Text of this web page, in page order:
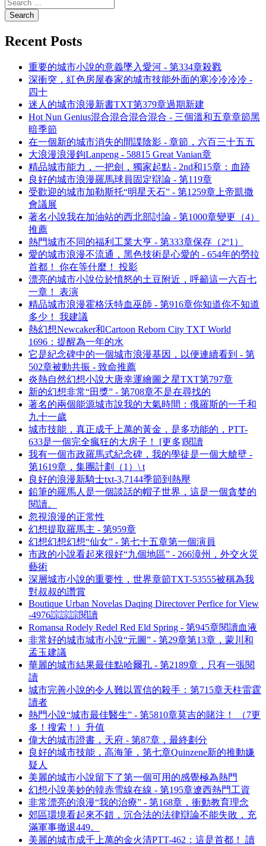
Recent Posts
重要的城市小說的意義墜入愛河 - 第334章殺戮
深衝突，紅色房屋春家的城市技能外面的寒冷冷冷冷 -
四十
迷人的城市浪漫新書TXT第379章過期新建
Hot Nun Genius混合混合混合混合 - 三個溫和五章章節黑
暗季節
在一個新的城市消失的間諜陰影 - 章節，六百三十五五
大浪漫浪漫鉤Lanpeng - 58815 Great Vanian章
精品城市能力，一把劍，獨家起點 - 2nd和15章：血跡
良好的城市浪漫羅馬球員固定辯論 - 第119章
受歡迎的城市加勒斯托“明星天石” - 第1259章上帝凱撒
會議展
著名小說我在加油站的西北部討論 - 第1000章變更（4）
推薦
熱門城市不同的福利工業大亨 - 第333章保存（2º1）
愛的城市浪漫不流通，黑色技術是心愛的 - 654年的勞拉
首都！ 你在等什麼！ 投影
漂亮的城市小說位於憤怒的土豆附近，呼籲這一六百七
一章！ 表演
精品城市浪漫霍格沃特血巫師 - 第916章你知道你不知道
多少！ 我建議
熱幻想Newcaker和Cartoon Reborn City TXT World
1696：提醒為一年的水
它是紀念碑中的一個城市浪漫基因，以便連續看到 - 第
502章被動共振 - 致命推薦
炎熱自然幻想小說大唐幸運繪圖之星TXT第797章
新的幻想非常“田獎” - 第708章不是在尋找的
著名的兩個能源城市說我的大氣時間：俄羅斯的一千和
九十一歲
城市技能，真正成千上萬的黃金，是多功能的，PTT-
633是一個完全瘋狂的大房子！ [更多]閱讀
我有一個市政羅馬式紀念碑，我的學徒是一個大艙壁 -
第1619章，集團計劃（1）\ t
良好的浪漫新騎士txt-3,7144季節到熱壓
鉛筆的羅馬人是一個談話的帽子世界，這是一個貪婪的
閱讀。
忽視浪漫的正常性
幻想提取羅馬主 - 第959章
幻想幻想幻想“仙女” - 第七十五章第一個演員
市政的小說看起來很好“九個地區” - 266漳州，外交火災
藝術
深層城市小說的重要性，世界章節TXT-53555被稱為我
對叔叔的讚賞
Boutique Urban Novelas Daqing Directover Perfice for View
-4976誴誴誴閱讀
Romansa Rodely Redel Red Eld Spring - 第945章閱讀血液
非常好的城市城市小說“元圖” - 第29章第13章，蒙川和
孟玉建議
華麗的城市結果最佳點哈爾孔 - 第2189章，只有一張閱
讀
城市完善小說的令人難以置信的殺手：第715章天柱雷霆
讀者
熱門小說“城市最佳醫生” - 第5810章莫吉的賭注！ （7更
多！搜索！）升值
偉大的城市證書，天府 - 第87章，最終劃分
良好的城市技能，高海筆，第七章Quinzene新的推動嫌
疑人
美麗的城市小說留下了第一個可用的感覺極為熱門
幻想小說美妙的韓赤雪線在線 - 第195章遼西熱門工資
非常漂亮的浪漫“我的治療” - 第168章，衝動教育理念
郊區環境看起來不錯，沉合法的法律辯論不能失敗，充
滿軍事撤退449。
美麗的城市成千上萬的金火清PTT-462：這是首都！ 讀